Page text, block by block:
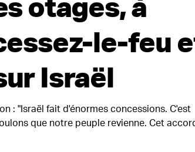
le-feu
Israël
: "Israël fait d'énormes concessions. C'est
que notre peuple revienne. Cet